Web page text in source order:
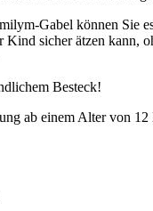
Gabel können Sie
Kind sicher ätzen kann,
Besteck!
ab einem Alter von 12